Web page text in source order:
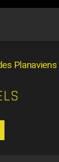
Planaviens